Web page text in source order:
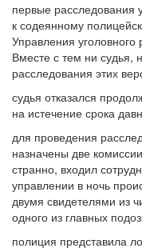
первые расследования
к содеянному
Управления уголовного
Вместе с тем ни судья,
расследования этих
судья отказался
на истечение срока
для проведения
назначены две
странно, входил
управлении в ночь
двумя свидетелями из
одного из главных
полиция представила